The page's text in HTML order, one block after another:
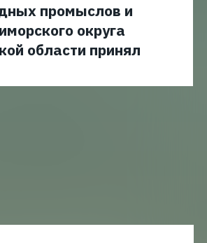
промыслов и
округа
области принял